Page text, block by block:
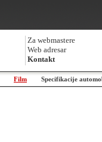
Za webmastere
Web adresar
Kontakt
Film Specifikacije